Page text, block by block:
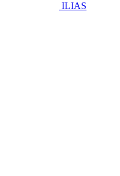
ILIAS